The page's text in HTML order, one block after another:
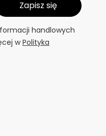
handlowych
wPolityka